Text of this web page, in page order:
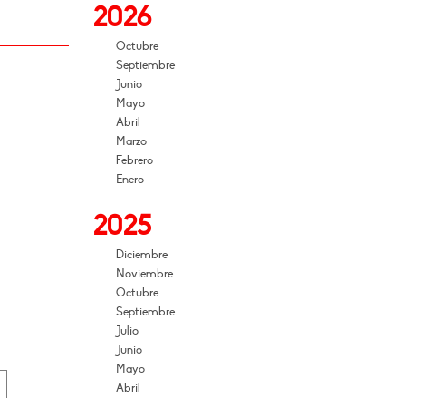
2026
Octubre
Septiembre
Junio
Mayo
Abril
Marzo
Febrero
Enero
2025
Diciembre
Noviembre
Octubre
Septiembre
Julio
Junio
Mayo
Abril